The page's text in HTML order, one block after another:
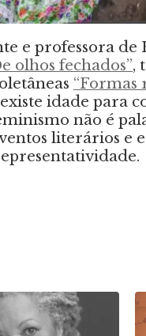
e professora de
olhos fechados”,
“Formas
idade para
não é
literários e